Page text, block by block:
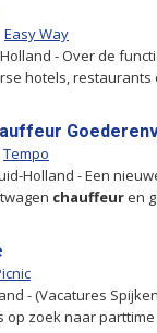
Easy Way
- Over de
hotels,
Tempo
Holland - Een
chauffeuren
- (Vacatures
op zoek naar parttime